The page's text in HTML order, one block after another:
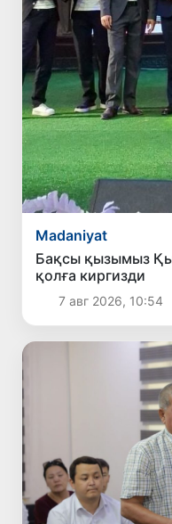
Madaniyat
Бақсы қызымыз
қолға киргизди
7 авг 2026, 10:54